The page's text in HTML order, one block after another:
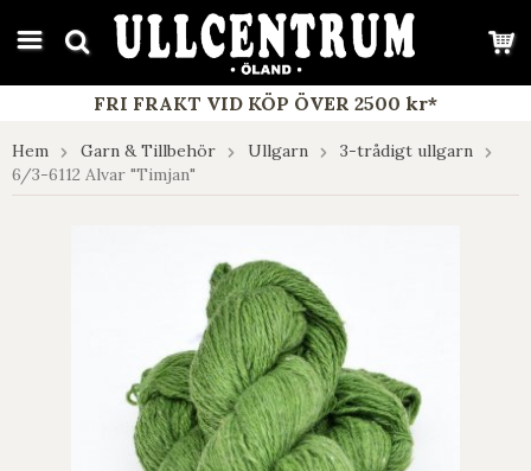
google-site-verification: google7e4b1026db5d9f32.html
FRI FRAKT VID KÖP ÖVER 2500 kr*
Hem Garn & Tillbehör Ullgarn
3-trådigt ullgarn
6/3-6112 Alvar "Timjan"